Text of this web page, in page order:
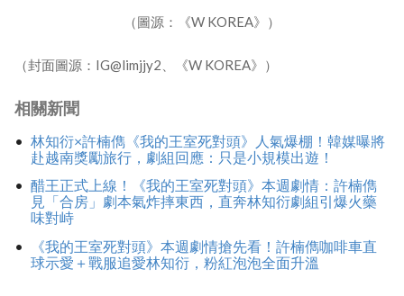
（圖源：《W KOREA》）
（封面圖源：IG@limjjy2、《W KOREA》）
相關新聞
林知衍×許楠儁《我的王室死對頭》人氣爆棚！韓媒曝將
赴越南獎勵旅行，劇組回應：只是小規模出遊！
醋王正式上線！《我的王室死對頭》本週劇情：許楠儁
見「合房」劇本氣炸摔東西，直奔林知衍劇組引爆火藥
味對峙
《我的王室死對頭》本週劇情搶先看！許楠儁咖啡車直
球示愛＋戰服追愛林知衍，粉紅泡泡全面升溫